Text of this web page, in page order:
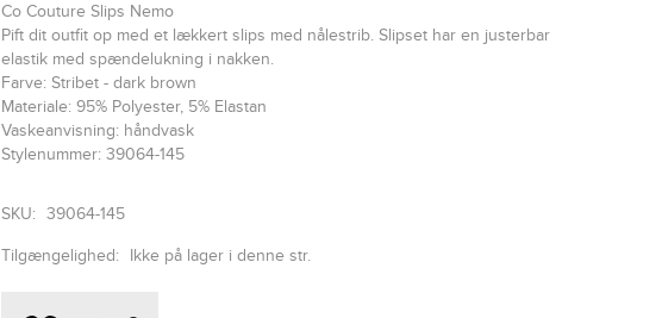
Co Couture Slips Nemo
Pift dit outfit op med et lækkert slips med nålestrib. Slipset har en justerbar
elastik med spændelukning i nakken.
Farve: Stribet - dark brown
Materiale: 95% Polyester, 5% Elastan
Vaskeanvisning: håndvask
Stylenummer: 39064-145
SKU: 39064-145
Tilgængelighed: Ikke på lager i denne str.